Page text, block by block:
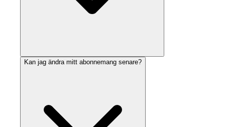
Kan jag ändra mitt abonnemang senare?